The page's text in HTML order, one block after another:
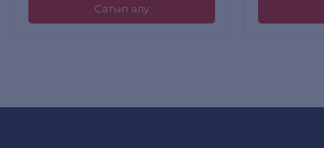
Сатып алу